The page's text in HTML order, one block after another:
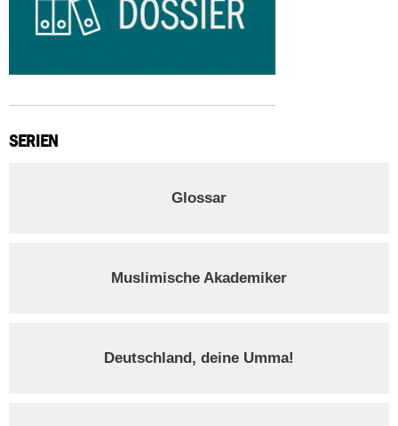
SERIEN
Glossar
Muslimische Akademiker
Deutschland, deine Umma!